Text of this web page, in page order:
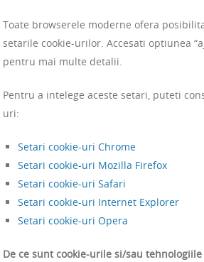
Toate browserele moderne ofera
setarile cookie-urilor. Accesati optiunea
pentru mai multe detalii.
Pentru a intelege aceste setari, puteti
uri:
Setari cookie-uri Chrome
Setari cookie-uri Mozilla Firefox
Setari cookie-uri Safari
Setari cookie-uri Internet Explorer
Setari cookie-uri Opera
De ce sunt cookie-urile si/sau